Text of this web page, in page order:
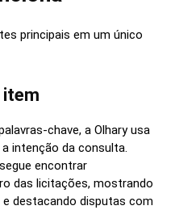
principais em um único
item
chave, a Olhary usa
intenção da consulta.
encontrar
das licitações, mostrando
destacando disputas com